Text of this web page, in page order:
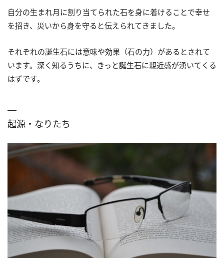
自分の生まれ月に割り当てられた石を身に着けることで幸せ
を招き、災いから身を守ると伝えられてきました。
それぞれの誕生石には意味や効果（石の力）があるとされて
います。深く知るうちに、きっと誕生石に親近感が湧いてくる
はずです。
起源・なりたち